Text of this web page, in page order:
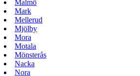
Malmö
Mark
Mellerud
Mjölby
Mora
Motala
Mönsterås
Nacka
Nora